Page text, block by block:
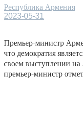
Республика Армения
2023-05-31
Премьер-министр
что демократия
своем выступлении
премьер-министр